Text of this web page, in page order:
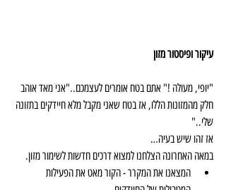
עיקור ופיסטור מזון
"יופי, מעולה !" אתם בטח אומרים לעצמכם.."אני מאד אוהב
חלק מהמזונות הללו, אז בטח שאני מקבל מלא חיידקים בתזונה
שלי.."
אז זהו שיש בעיה…
במאה האחרונה הצלחנו למצוא דרכים חדשות לשימור מזון.
המצאנו את המקרר - הקור מאט את הפעילות